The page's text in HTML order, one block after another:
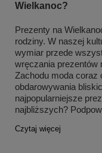
Wielkanoc?
Prezenty na
rodziny. W naszej
wymiar przede
wręczania prezentów
Zachodu moda coraz
obdarowywania
najpopularniejsze
najbliższych?
Czytaj więcej